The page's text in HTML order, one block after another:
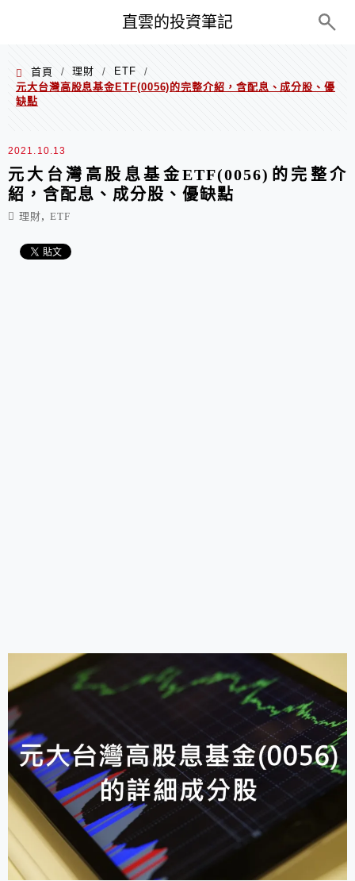
直雲的投資筆記
首頁 / 理財 / ETF
/
元大台灣高股息基金ETF(0056)的完整介紹，含配息、成分股、優
缺點
2021.10.13
元大台灣高股息基金ETF(0056)的完整介
紹，含配息、成分股、優缺點
理財, ETF